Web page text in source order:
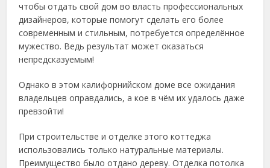
чтобы отдать свой дом во власть профессиональных
дизайнеров, которые помогут сделать его более
современным и стильным, потребуется определённое
мужество. Ведь результат может оказаться
непредсказуемым!
Однако в этом калифорнийском доме все ожидания
владельцев оправдались, а кое в чём их удалось даже
превзойти!
При строительстве и отделке этого коттеджа
использовались только натуральные материалы.
Преимущество было отдано дереву. Отделка потолка